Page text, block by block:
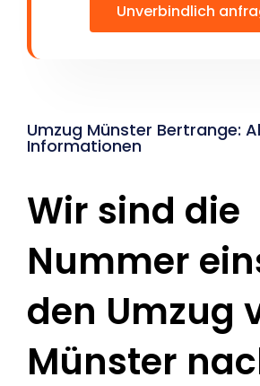
Unverbindlich
Umzug Münster Bertrange:
Informationen
Wir sind die
Nummer
den Umzug
Münster